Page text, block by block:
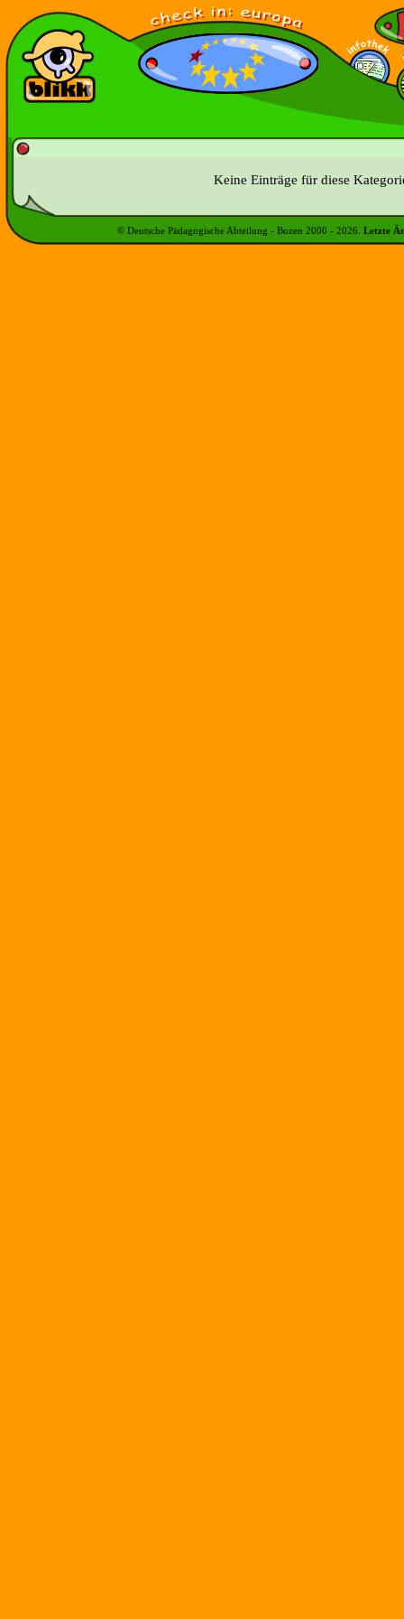
Keine Einträge für diese
© Deutsche Pädagogische Abteilung - Bozen 2000 - 2026 Letzte